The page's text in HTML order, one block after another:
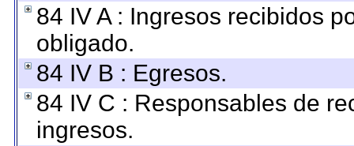
84 IV A : Ingresos recibidos
obligado.
84 IV B : Egresos.
84 IV C : Responsables de
ingresos.